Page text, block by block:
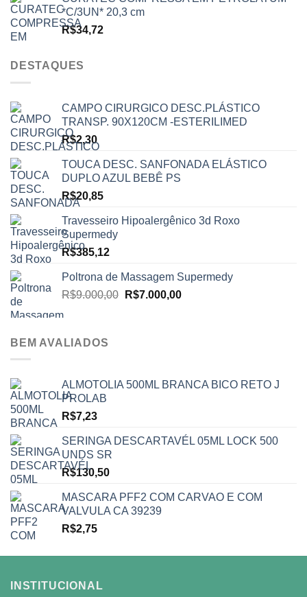
*C/3UN* 20,3 cm
R$34,72
DESTAQUES
CAMPO CIRURGICO DESC.PLÁSTICO
TRANSP. 90X120CM -ESTERILIMED
R$2,30
TOUCA DESC. SANFONADA ELÁSTICO
DUPLO AZUL BEBÊ PS
R$20,85
Travesseiro Hipoalergênico 3d Roxo
Supermedy
R$385,12
Poltrona de Massagem Supermedy
R$9.000,00 O
R$7.000,00O
BEM AVALIADOS
ALMOTOLIA 500ML BRANCA BICO RETO J
PROLAB
R$7,23
SERINGA DESCARTAVÉL 05ML LOCK 500
UNDS SR
R$130,50
MASCARA PFF2 COM CARVAO E COM
VALVULA CA 39239
R$2,75
INSTITUCIONAL